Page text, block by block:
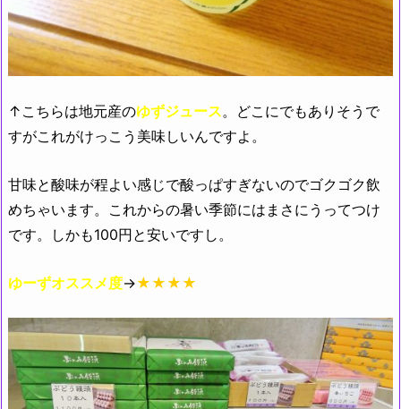
↑こちらは地元産のゆずジュース。どこにでもありそうで
すがこれがけっこう美味しいんですよ。
甘味と酸味が程よい感じで酸っぱすぎないのでゴクゴク飲
めちゃいます。これからの暑い季節にはまさにうってつけ
です。しかも100円と安いですし。
ゆーずオススメ度→★★★★